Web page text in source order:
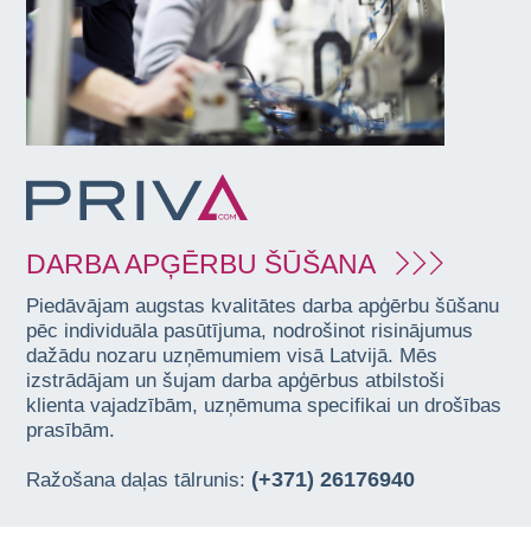
DARBA APĢĒRBU ŠŪŠANA
Piedāvājam augstas kvalitātes darba apģērbu šūšanu
pēc individuāla pasūtījuma, nodrošinot risinājumus
dažādu nozaru uzņēmumiem visā Latvijā. Mēs
izstrādājam un šujam darba apģērbus atbilstoši
klienta vajadzībām, uzņēmuma specifikai un drošības
prasībām.
Ražošana daļas tālrunis: (+371) 26176940